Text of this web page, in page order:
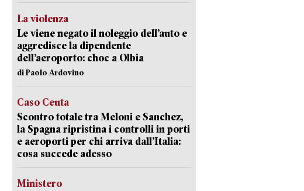
La violenza
Le viene negato il noleggio dell’auto e
aggredisce la dipendente
dell’aeroporto: choc a Olbia
di Paolo Ardovino
Caso Ceuta
Scontro totale tra Meloni e Sanchez,
la Spagna ripristina i controlli in porti
e aeroporti per chi arriva dall’Italia:
cosa succede adesso
Ministero